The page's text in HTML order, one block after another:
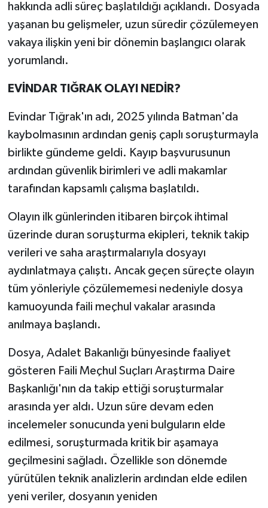
hakkında adli süreç başlatıldığı açıklandı. Dosyada
yaşanan bu gelişmeler, uzun süredir çözülemeyen
vakaya ilişkin yeni bir dönemin başlangıcı olarak
yorumlandı.
EVİNDAR TIĞRAK OLAYI NEDİR?
Evindar Tığrak'ın adı, 2025 yılında Batman'da
kaybolmasının ardından geniş çaplı soruşturmayla
birlikte gündeme geldi. Kayıp başvurusunun
ardından güvenlik birimleri ve adli makamlar
tarafından kapsamlı çalışma başlatıldı.
Olayın ilk günlerinden itibaren birçok ihtimal
üzerinde duran soruşturma ekipleri, teknik takip
verileri ve saha araştırmalarıyla dosyayı
aydınlatmaya çalıştı. Ancak geçen süreçte olayın
tüm yönleriyle çözülememesi nedeniyle dosya
kamuoyunda faili meçhul vakalar arasında
anılmaya başlandı.
Dosya, Adalet Bakanlığı bünyesinde faaliyet
gösteren Faili Meçhul Suçları Araştırma Daire
Başkanlığı'nın da takip ettiği soruşturmalar
arasında yer aldı. Uzun süre devam eden
incelemeler sonucunda yeni bulguların elde
edilmesi, soruşturmada kritik bir aşamaya
geçilmesini sağladı. Özellikle son dönemde
yürütülen teknik analizlerin ardından elde edilen
yeni veriler, dosyanın yeniden